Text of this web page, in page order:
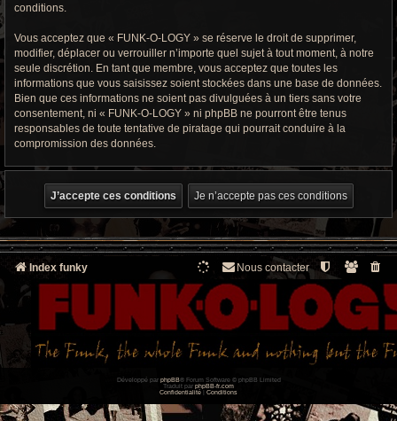
conditions.
Vous acceptez que « FUNK-O-LOGY » se réserve le droit de supprimer,
modifier, déplacer ou verrouiller n’importe quel sujet à tout moment, à notre
seule discrétion. En tant que membre, vous acceptez que toutes les
informations que vous saisissez soient stockées dans une base de données.
Bien que ces informations ne soient pas divulguées à un tiers sans votre
consentement, ni « FUNK-O-LOGY » ni phpBB ne pourront être tenus
responsables de toute tentative de piratage qui pourrait conduire à la
compromission des données.
Index funky Nous contacter
Développé par phpBB® Forum Software © phpBB Limited
Traduit par phpBB-fr.com
Confidentialité
Conditions